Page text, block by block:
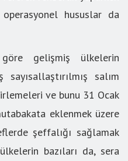
hususlar da
göre gelişmiş ülkelerin
salım
ve bunu 31 Ocak
eklenmek üzere
şeffalığı sağlamak
bazıları da, sera